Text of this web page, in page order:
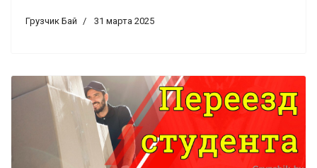
Грузчик Бай 31 марта 2025